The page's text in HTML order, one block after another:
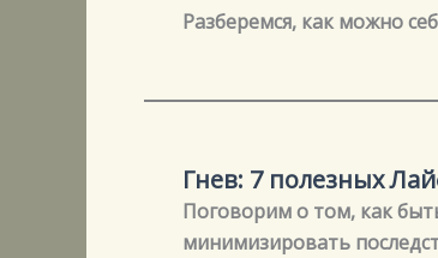
Разберемся, как можно
Гнев: 7 полезных
Поговорим о том, как
минимизировать